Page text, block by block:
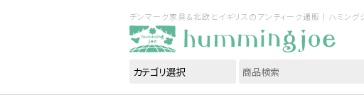
デンマーク家具＆北欧とイギリスのアンティーク通販｜ハミ